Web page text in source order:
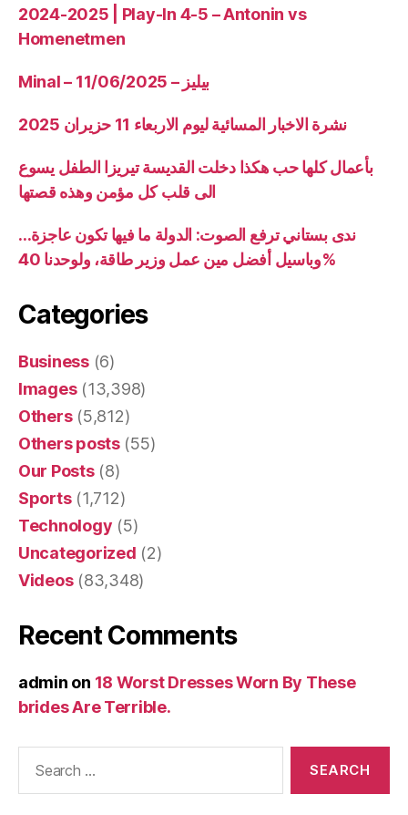
2024-2025 | Play-In 4-5 – Antonin vs
Homenetmen
Minal – 11/06/2025 – بيليز
نشرة الاخبار المسائية ليوم الاربعاء 11 حزيران 2025
بأعمال كلها حب هكذا دخلت القديسة تيريزا الطفل يسوع
الى قلب كل مؤمن وهذه قصتها
ندى بستاني ترفع الصوت: الدولة ما فيها تكون عاجزة…
وباسيل أفضل مين عمل وزير طاقة، ولوحدنا 40%
Categories
Business(6)
Images(13,398)
Others(5,812)
Others posts(55)
Our Posts(8)
Sports(1,712)
Technology (5)
Uncategorized (2)
Videos(83,348)
Recent Comments
admin on 18 Worst Dresses Worn By These
brides Are Terrible.